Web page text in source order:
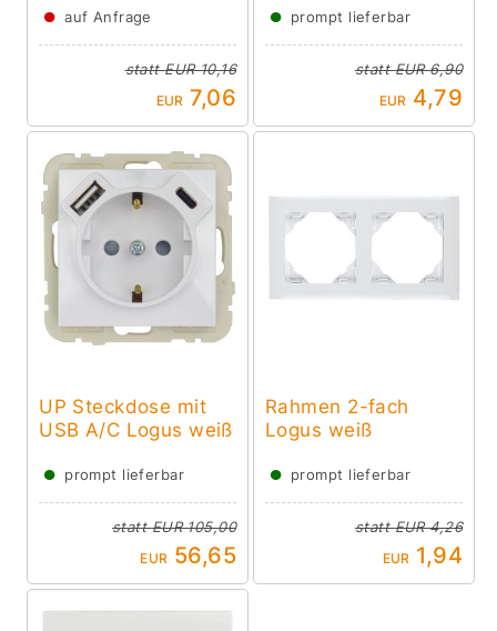
● auf Anfrage
stattEUR 10,16
EUR 7,06
● prompt lieferbar
stattEUR 6,90
EUR 4,79
UP Steckdose mit
USB A/C Logus weiß
● prompt lieferbar
stattEUR 105,00
EUR 56,65
Rahmen 2-fach
Logus weiß
● prompt lieferbar
stattEUR 4,26
EUR 1,94